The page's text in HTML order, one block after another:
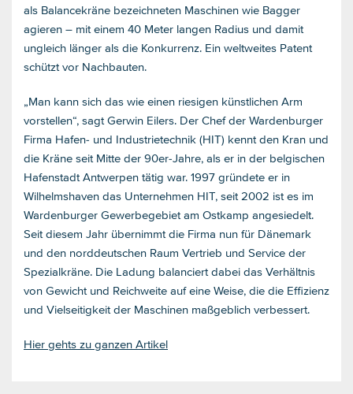
als Balancekräne bezeichneten Maschinen wie Bagger
agieren – mit einem 40 Meter langen Radius und damit
ungleich länger als die Konkurrenz. Ein weltweites Patent
schützt vor Nachbauten.
„Man kann sich das wie einen riesigen künstlichen Arm
vorstellen“, sagt Gerwin Eilers. Der Chef der Wardenburger
Firma Hafen- und Industrietechnik (HIT) kennt den Kran und
die Kräne seit Mitte der 90er-Jahre, als er in der belgischen
Hafenstadt Antwerpen tätig war. 1997 gründete er in
Wilhelmshaven das Unternehmen HIT, seit 2002 ist es im
Wardenburger Gewerbegebiet am Ostkamp angesiedelt.
Seit diesem Jahr übernimmt die Firma nun für Dänemark
und den norddeutschen Raum Vertrieb und Service der
Spezialkräne. Die Ladung balanciert dabei das Verhältnis
von Gewicht und Reichweite auf eine Weise, die die Effizienz
und Vielseitigkeit der Maschinen maßgeblich verbessert.
Hier gehts zu ganzen Artikel